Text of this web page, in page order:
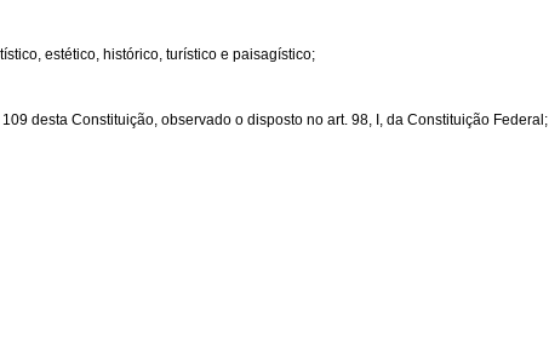
estético, histórico, turístico e paisagístico;
desta Constituição, observado o disposto no art. 98, I, da Constituição Federal;